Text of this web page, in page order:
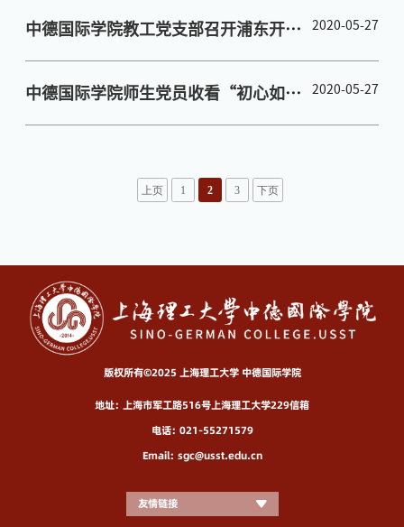
中德国际学院教工党支部召开浦东开发
2020-05-27
中德国际学院师生党员收看“初心如磐
2020-05-27
上页 1 2 3 下页
版权所有©2025 上海理工大学 中德国际学院
地址：上海市军工路516号上海理工大学229信箱
电话：021-55271579
Email：sgc@usst.edu.cn
友情链接